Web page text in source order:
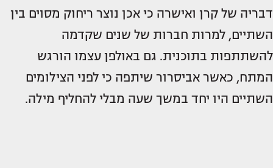
דבריה של קרן ואישרה כי אכן נוצר ריחוק מסוים בין
השתיים, למרות חברות של שנים שקדמה
להשתתפות בתוכנית. גם באולפן עצמו הורגש
המתח, כאשר אביסרור שיתפה כי לפני הצילומים
השתיים היו יחד במשך שעה מבלי להחליף מילה.